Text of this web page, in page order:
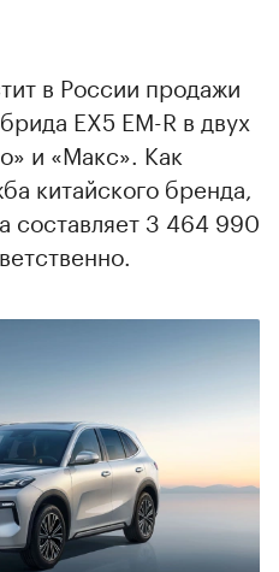
в России продажи
EX5 EM-R в двух
и «Макс». Как
китайского бренда,
составляет 3 464 990